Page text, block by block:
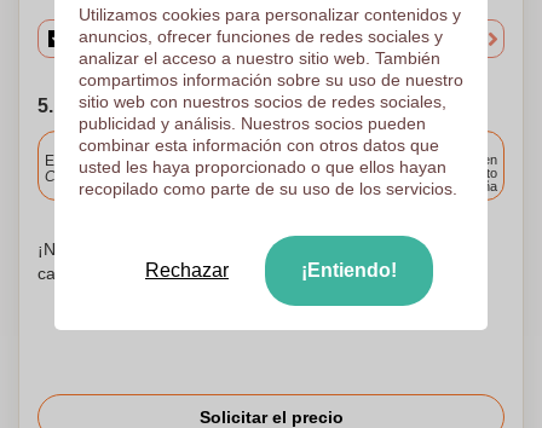
5. Elija su fecha de envío
Incluido
Entrega estándar
Cargue y apruebe sus archivos antes de las 9.30 a.m.
Entrega en
cualquier punto
de España
¡No te preocupes! Simplemente suba sus archivos a la
canasta de compras
Solicitar el precio
Utilizamos cookies para personalizar contenidos y
anuncios, ofrecer funciones de redes sociales y
analizar el acceso a nuestro sitio web. También
compartimos información sobre su uso de nuestro
sitio web con nuestros socios de redes sociales,
publicidad y análisis. Nuestros socios pueden
combinar esta información con otros datos que
usted les haya proporcionado o que ellos hayan
recopilado como parte de su uso de los servicios.
Rechazar ¡Entiendo!